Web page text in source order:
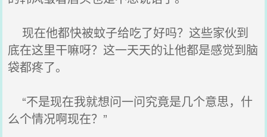
现在他都快被蚊子给吃了好吗？这些家伙到
底在这里干嘛呀？这一天天的让他都是感觉到脑
袋都疼了。
“不是现在我就想问一问究竟是几个意思，什
么个情况啊现在？”